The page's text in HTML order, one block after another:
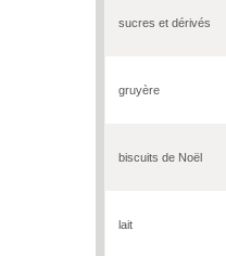
sucres et dérivés
gruyère
biscuits de Noël
lait